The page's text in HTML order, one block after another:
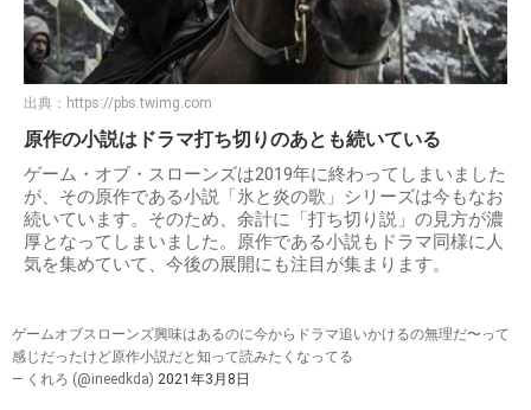
出典： https://pbs.twimg.com
原作の小説はドラマ打ち切りのあとも続いている
ゲーム・オブ・スローンズは2019年に終わってしまいました
が、その原作である小説「氷と炎の歌」シリーズは今もなお
続いています。そのため、余計に「打ち切り説」の見方が濃
厚となってしまいました。原作である小説もドラマ同様に人
気を集めていて、今後の展開にも注目が集まります。
ゲームオブスローンズ興味はあるのに今からドラマ追いかけるの無理だ〜って
感じだったけど原作小説だと知って読みたくなってる
— くれろ (@ineedkda) 2021年3月8日